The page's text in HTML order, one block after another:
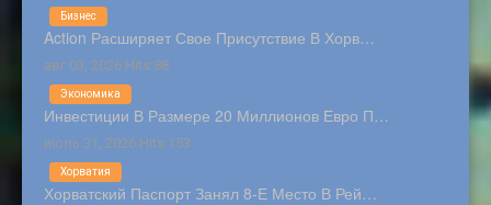
Action Расширяет Свое Присутствие В Хорв…
авг 03, 2026 Hits:88
Бизнес
Инвестиции В Размере 20 Миллионов Евро П…
июль 31, 2026 Hits:153
Экономика
Хорватский Паспорт Занял 8-Е Место В Рей…
Хорватия